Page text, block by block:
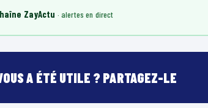
ZayActu
A ÉTÉ UTILE ? PARTAGEZ-LE